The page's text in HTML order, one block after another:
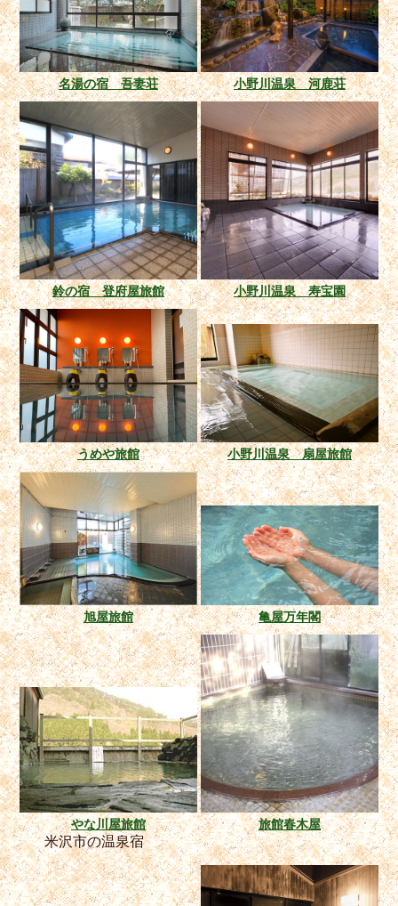
名湯の宿 吾妻荘 小野川温泉 河鹿荘
鈴の宿 登府屋旅館 小野川温泉 寿宝園
うめや旅館 小野川温泉 扇屋旅館
旭屋旅館 亀屋万年閣
やな川屋旅館 旅館春木屋
米沢市の温泉宿